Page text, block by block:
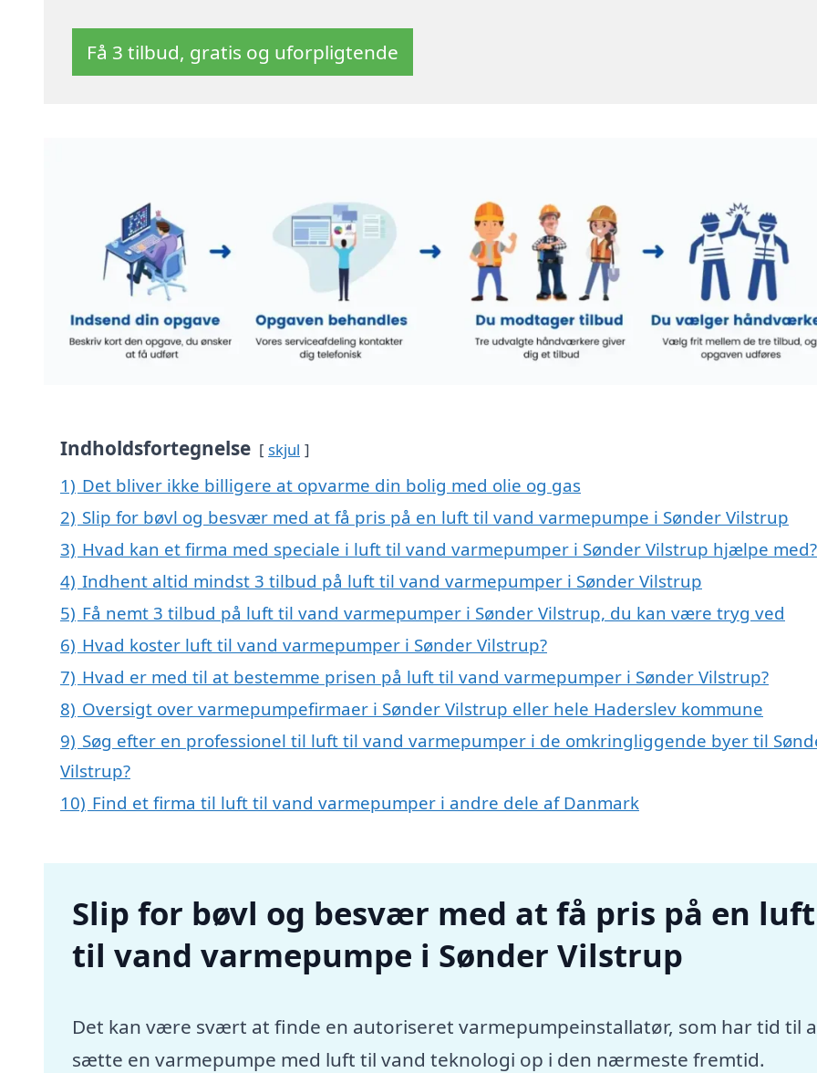
Få 3 tilbud, gratis og uforpligtende
Indholdsfortegnelse skjul
1) Det bliver ikke billigere at opvarme din bolig med olie og gas
2) Slip for bøvl og besvær med at få pris på en luft til vand varmepumpe i Sønder Vilstrup
3) Hvad kan et firma med speciale i luft til vand varmepumper i Sønder Vilstrup hjælpe med?
4) Indhent altid mindst 3 tilbud på luft til vand varmepumper i Sønder Vilstrup
5) Få nemt 3 tilbud på luft til vand varmepumper i Sønder Vilstrup, du kan være tryg ved
6) Hvad koster luft til vand varmepumper i Sønder Vilstrup?
7) Hvad er med til at bestemme prisen på luft til vand varmepumper i Sønder Vilstrup?
8) Oversigt over varmepumpefirmaer i Sønder Vilstrup eller hele Haderslev kommune
9) Søg efter en professionel til luft til vand varmepumper i de omkringliggende byer til
Vilstrup?
10) Find et firma til luft til vand varmepumper i andre dele af Danmark
Slip for bøvl og besvær med at få pris på en luft
til vand varmepumpe i Sønder Vilstrup
Det kan være svært at finde en autoriseret varmepumpeinstallatør, som har tid til
sætte en varmepumpe med luft til vand teknologi op i den nærmeste fremtid.